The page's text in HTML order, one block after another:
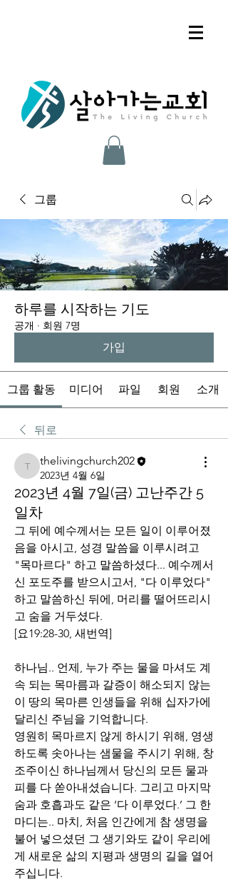
그룹
하루를 시작하는 기도
공개 · 회원 7명
가입
그룹 활동 미디어 파일 회원 소개
뒤로
thelivingchurch202
thelivingchurch202
2023년 4월 6일
2023년 4월 7일(금) 고난주간 5
일차
그 뒤에 예수께서는 모든 일이 이루어졌
음을 아시고, 성경 말씀을 이루시려고
"목마르다" 하고 말씀하셨다... 예수께서
신 포도주를 받으시고서, "다 이루었다"
하고 말씀하신 뒤에, 머리를 떨어뜨리시
고 숨을 거두셨다.
[요19:28-30, 새번역]
하나님.. 언제, 누가 주는 물을 마셔도 계
속 되는 목마름과 갈증이 해소되지 않는
이 땅의 목마른 인생들을 위해 십자가에
달리신 주님을 기억합니다.
영원히 목마르지 않게 하시기 위해, 영생
하도록 솟아나는 샘물을 주시기 위해, 창
조주이신 하나님께서 당신의 모든 물과
피를 다 쏟아내셨습니다. 그리고 마지막
숨과 호흡과도 같은 ‘다 이루었다.’ 그 한
마디는.. 마치, 처음 인간에게 참 생명을
불어 넣으셨던 그 생기와도 같이 우리에
게 새로운 삶의 지평과 생명의 길을 열어
주십니다.